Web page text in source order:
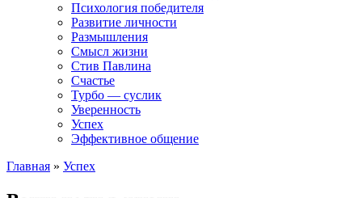
Психология победителя
Развитие личности
Размышления
Смысл жизни
Стив Павлина
Счастье
Турбо — суслик
Уверенность
Успех
Эффективное общение
Главная » Успех